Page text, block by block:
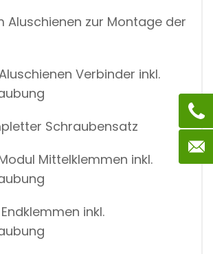
Aluschienen zur Montage der
Verbinder inkl.
Schraubensatz
Mittelklemmen inkl.
inkl.